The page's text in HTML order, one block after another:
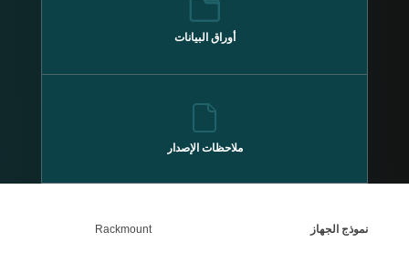
أوراق البيانات
ملاحظات الإصدار
Rackmount نموذج الجهاز